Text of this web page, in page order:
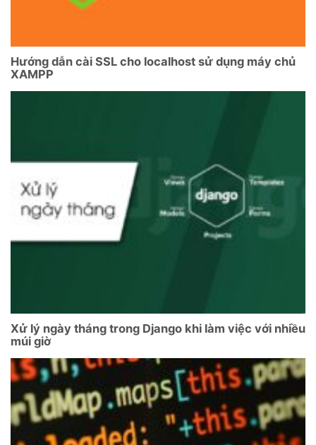
Hướng dẫn cài SSL cho localhost sử dụng máy chủ
XAMPP
Xử lý ngày tháng trong Django khi làm việc với nhiều
múi giờ